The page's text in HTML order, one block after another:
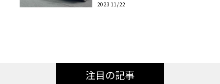
2023 11/22
注目の記事